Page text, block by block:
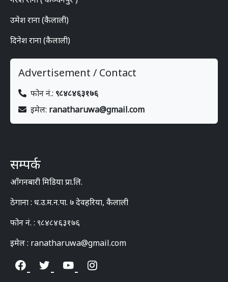
उमेश राना (कैलाली)
दिनेश राना (कैलाली)
Advertisement / Contact
फोन नं.: ९८४८४६३१७६
इमेल: ranatharuwa@gmail.com
सम्पर्क
आँगनबारी मिडिया प्रा.लि.
ठेगाना : ध.उ.म.न.पा. ७ देवहरिया, कैलाली
फोन नं. : ९८४८४६३१७६
इमेल : ranatharuwa@gmail.com